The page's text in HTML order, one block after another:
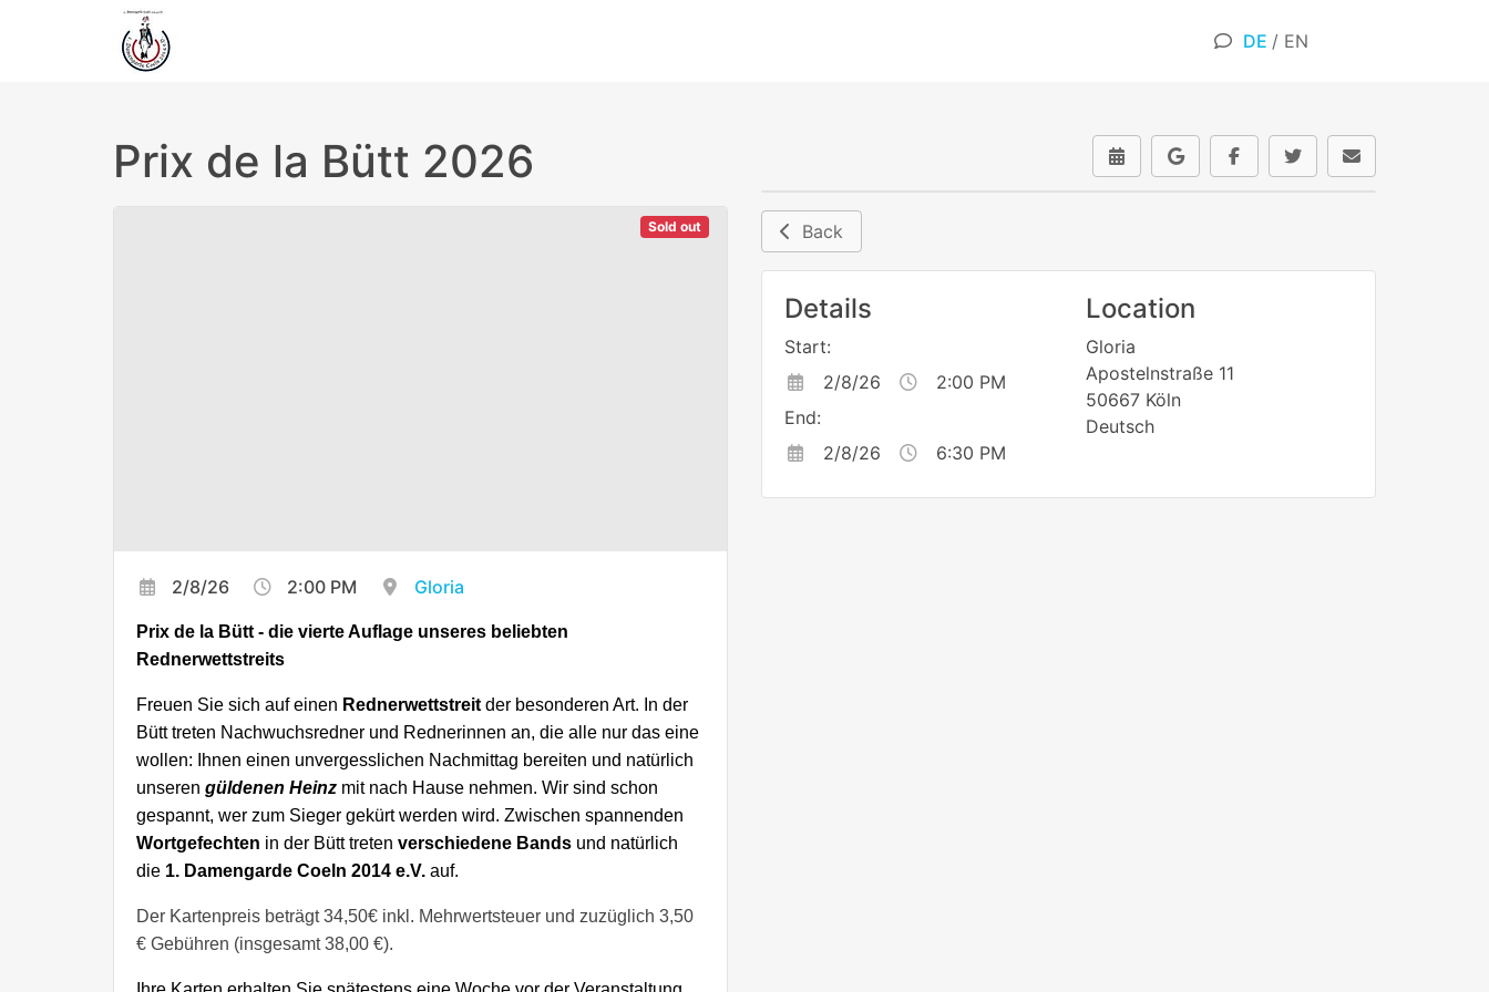
DE / EN
Prix de la Bütt 2026
Sold out
2/8/26 2:00 PM Gloria
Prix de la Bütt - die vierte Auflage unseres beliebten
Rednerwettstreits
Freuen Sie sich auf einen Rednerwettstreit der besonderen Art. In der
Bütt treten Nachwuchsredner und Rednerinnen an, die alle nur das eine
wollen: Ihnen einen unvergesslichen Nachmittag bereiten und natürlich
unseren güldenen Heinz mit nach Hause nehmen. Wir sind schon
gespannt, wer zum Sieger gekürt werden wird. Zwischen spannenden
Wortgefechten in der Bütt treten verschiedene Bands und natürlich
die 1. Damengarde Coeln 2014 e.V. auf.
Der Kartenpreis beträgt 34,50€ inkl. Mehrwertsteuer und zuzüglich 3,50
€ Gebühren (insgesamt 38,00 €).
Back
Details
Start:
2/8/26
2:00 PM
End:
2/8/26
6:30 PM
Location
Gloria
Apostelnstraße 11
50667 Köln
Deutsch